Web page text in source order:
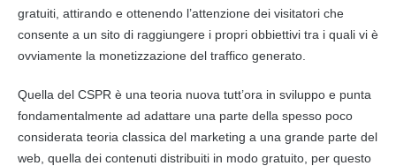
gratuiti, attirando e ottenendo l’attenzione dei visitatori che
consente a un sito di raggiungere i propri obbiettivi tra i quali vi è
ovviamente la monetizzazione del traffico generato.
Quella del CSPR è una teoria nuova tutt’ora in sviluppo e punta
fondamentalmente ad adattare una parte della spesso poco
considerata teoria classica del marketing a una grande parte del
web, quella dei contenuti distribuiti in modo gratuito, per questo